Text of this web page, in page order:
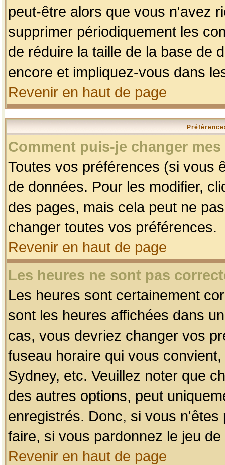
peut-être alors que vous n'avez
supprimer périodiquement les
de réduire la taille de la base de
encore et impliquez-vous dans
Revenir en haut de page
Comment puis-je changer
Toutes vos préférences (si vous
de données. Pour les modifier,
des pages, mais cela peut ne
changer toutes vos préférences.
Revenir en haut de page
Les heures ne sont pas
Les heures sont certainement
sont les heures affichées dans
cas, vous devriez changer vos
fuseau horaire qui vous
Sydney, etc. Veuillez noter que
des autres options, peut
enregistrés. Donc, si vous
faire, si vous pardonnez le jeu
Revenir en haut de page